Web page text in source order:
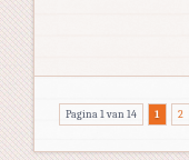
Pagina 1 van 14 1 2